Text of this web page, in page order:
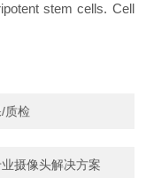
stem cells. Cell
质检
摄像头解决方案